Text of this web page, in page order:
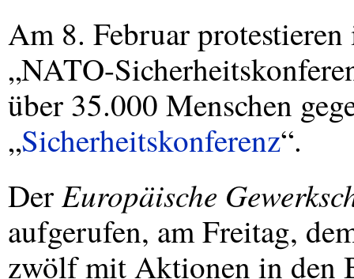
Am 8. Februar
„NATO-
über 35.000 Menschen
„Sicherheitskonferenz“.
DerEuropäische
aufgerufen, am Freitag,
zwölf mit Aktionen in den